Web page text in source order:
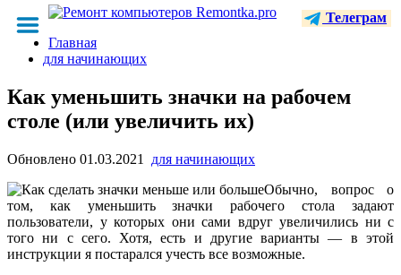
Телеграм
Главная
для начинающих
Как уменьшить значки на рабочем
столе (или увеличить их)
Обновлено 01.03.2021
для начинающих
Обычно, вопрос о
том, как уменьшить значки рабочего стола задают
пользователи, у которых они сами вдруг увеличились ни с
того ни с сего. Хотя, есть и другие варианты — в этой
инструкции я постарался учесть все возможные.